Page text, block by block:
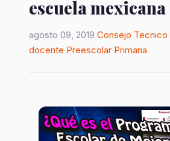
escuela mexicana
agosto 09, 2019 Consejo Tecnico
docente Preescolar Primaria